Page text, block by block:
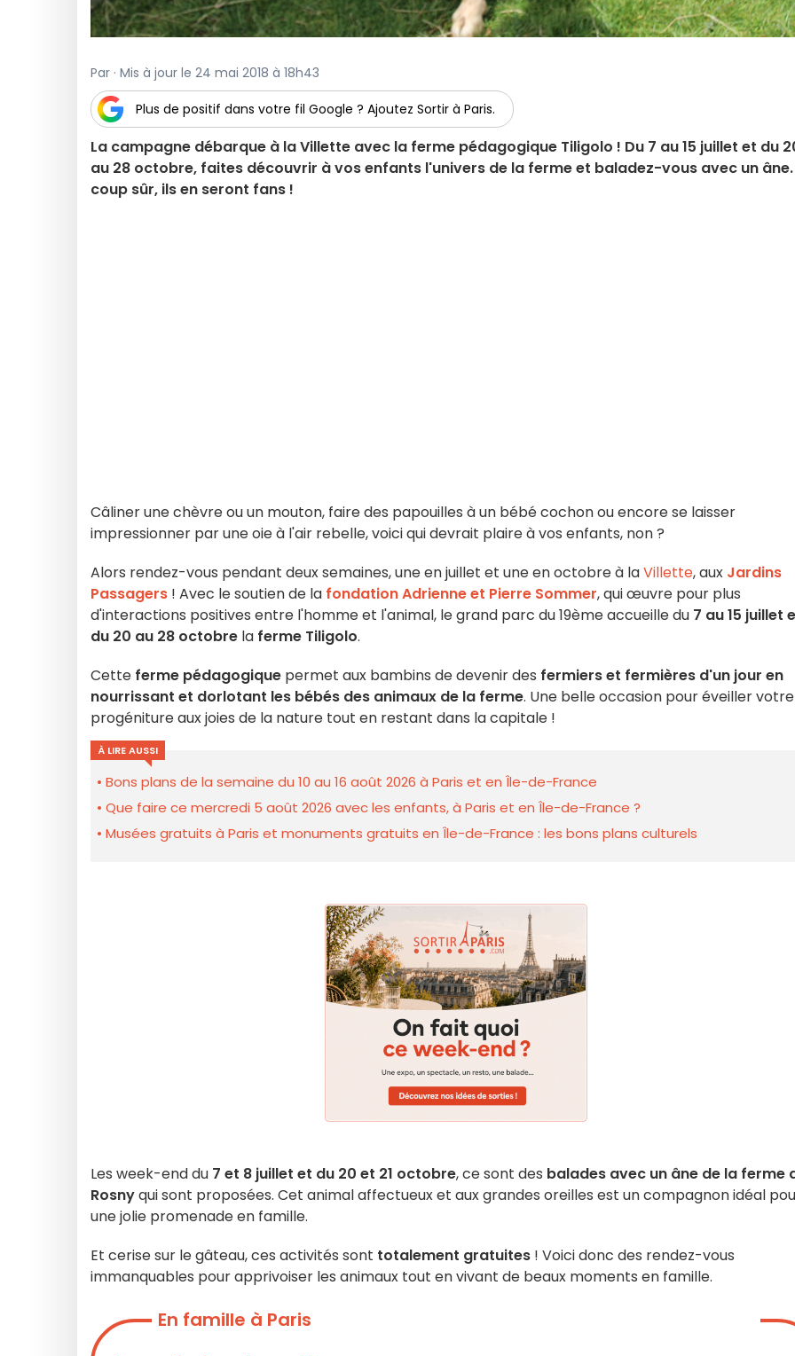
Par · Mis à jour le 24 mai 2018 à 18h43
Plus de positif dans votre fil Google ? Ajoutez Sortir à Paris.
La campagne débarque à la Villette avec la ferme pédagogique Tiligolo ! Du 7 au 15 juillet et du
au 28 octobre, faites découvrir à vos enfants l'univers de la ferme et baladez-vous avec un âne.
coup sûr, ils en seront fans !
Câliner une chèvre ou un mouton, faire des papouilles à un bébé cochon ou encore se laisser
impressionner par une oie à l'air rebelle, voici qui devrait plaire à vos enfants, non ?
Alors rendez-vous pendant deux semaines, une en juillet et une en octobre à laVillette, aux Jardins
Passagers ! Avec le soutien de la fondation Adrienne et Pierre Sommer, qui œuvre pour plus
d'interactions positives entre l'homme et l'animal, le grand parc du 19ème accueille du 7 au 15 juillet
du 20 au 28 octobre la ferme Tiligolo.
Cette ferme pédagogique permet aux bambins de devenir des fermiers et fermières d'un jour en
nourrissant et dorlotant les bébés des animaux de la ferme. Une belle occasion pour éveiller votre
progéniture aux joies de la nature tout en restant dans la capitale !
À LIRE AUSSI
Bons plans de la semaine du 10 au 16 août 2026 à Paris et en Île-de-France
Que faire ce mercredi 5 août 2026 avec les enfants, à Paris et en Île-de-France ?
Musées gratuits à Paris et monuments gratuits en Île-de-France : les bons plans culturels
Les week-end du 7 et 8 juillet et du 20 et 21 octobre, ce sont des balades avec un âne de la ferme
Rosnyqui sont proposées. Cet animal affectueux et aux grandes oreilles est un compagnon idéal
une jolie promenade en famille.
Et cerise sur le gâteau, ces activités sont totalement gratuites ! Voici donc des rendez-vous
immanquables pour apprivoiser les animaux tout en vivant de beaux moments en famille.
En famille à Paris